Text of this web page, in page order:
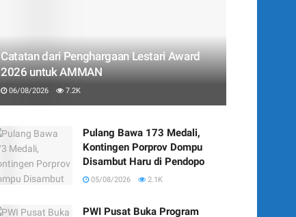
Catatan dari Penghargaan Lestari Award
2026 untuk AMMAN
06/08/2026 7.2K
Pulang Bawa 173 Medali,
Kontingen Porprov Dompu
Disambut Haru di Pendopo
05/08/2026 2.1K
PWI Pusat Buka Program